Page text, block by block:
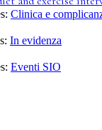
Clinica e
In evidenza
Eventi SIO